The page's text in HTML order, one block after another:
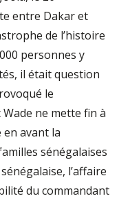
entre Dakar et
de l’histoire
personnes y
il était question
le
ne mette fin à
avant la
sénégalaises
l’affaire
du commandant